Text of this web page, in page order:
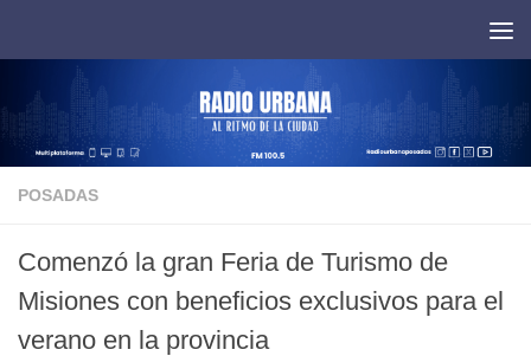
POSADAS
Comenzó la gran Feria de Turismo de
Misiones con beneficios exclusivos para el
verano en la provincia